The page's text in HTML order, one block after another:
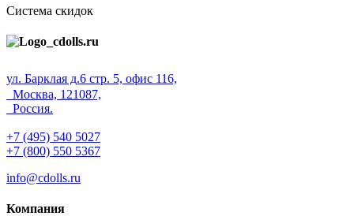
Система скидок
ул. Барклая д.6 стр. 5, офис 116,
Москва, 121087,
Россия.
+7 (495) 540 5027
+7 (800) 550 5367
info@cdolls.ru
Компания